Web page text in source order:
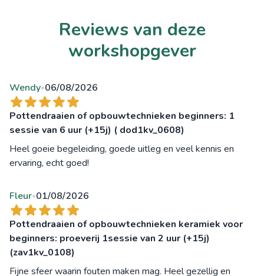
Reviews van deze
workshopgever
Wendy•06/08/2026
Pottendraaien of opbouwtechnieken beginners: 1
sessie van 6 uur (+15j) ( dod1kv_0608)
Heel goeie begeleiding, goede uitleg en veel kennis en
ervaring, echt goed!
Fleur•01/08/2026
Pottendraaien of opbouwtechnieken keramiek voor
beginners: proeverij 1sessie van 2 uur (+15j)
(zav1kv_0108)
Fijne sfeer waarin fouten maken mag. Heel gezellig en